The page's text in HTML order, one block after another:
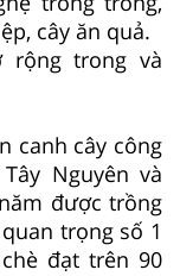
cây ăn quả.
trong và
canh cây công
Nguyên và
được trồng
trọng số 1
đạt trên 90